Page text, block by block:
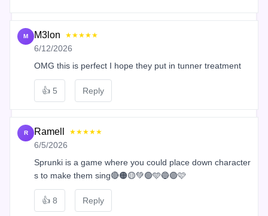
M M3lon ★★★★★
6/12/2026
OMG this is perfect I hope they put in tunner treatment
👍 5 Reply
R Ramell ★★★★★
6/5/2026
Sprunki is a game where you could place down character
s to make them sing🔴🟠🟡💚🟢🩵🔵🟣🩷
👍 8 Reply